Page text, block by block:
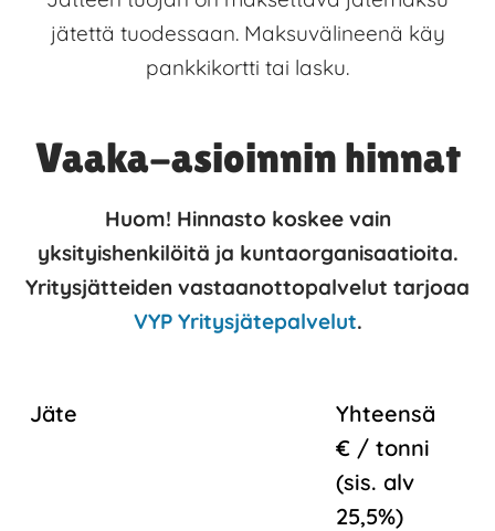
jätettä tuodessaan. Maksuvälineenä käy
pankkikortti tai lasku.
Vaaka-asioinnin hinnat
Huom! Hinnasto koskee vain
yksityishenkilöitä ja kuntaorganisaatioita.
Yritysjätteiden vastaanottopalvelut tarjoaa
VYP Yritysjätepalvelut.
Jäte
Yhteensä
€ / tonni
(sis. alv
25,5%)